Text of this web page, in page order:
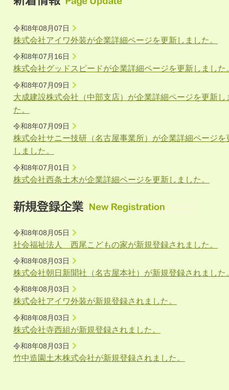
令和8年08月07日
株式会社アイワ外装が企業詳細ページを更新しました。
令和8年07月16日
株式会社グッドスピードが企業詳細ページを更新しました
令和8年07月09日
大成建設株式会社（中部支店）が企業詳細ページを更新し
た。
令和8年07月09日
株式会社サニー技研（名古屋事業所）が企業詳細ページを
しました。
令和8年07月01日
株式会社西条土木が企業詳細ページを更新しました。
令和8年08月05日
社会福祉法人 西尾こどもの家が新規登録されました。
令和8年08月03日
株式会社朝日新聞社（名古屋本社）が新規登録されました
令和8年08月03日
株式会社アイワ外装が新規登録されました。
令和8年08月03日
株式会社寺西組が新規登録されました。
令和8年08月03日
竹中造園土木株式会社が新規登録されました。